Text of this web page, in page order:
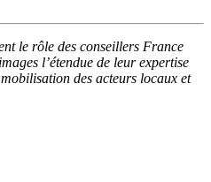
le rôle des conseillers France
l’étendue de leur expertise
des acteurs locaux et